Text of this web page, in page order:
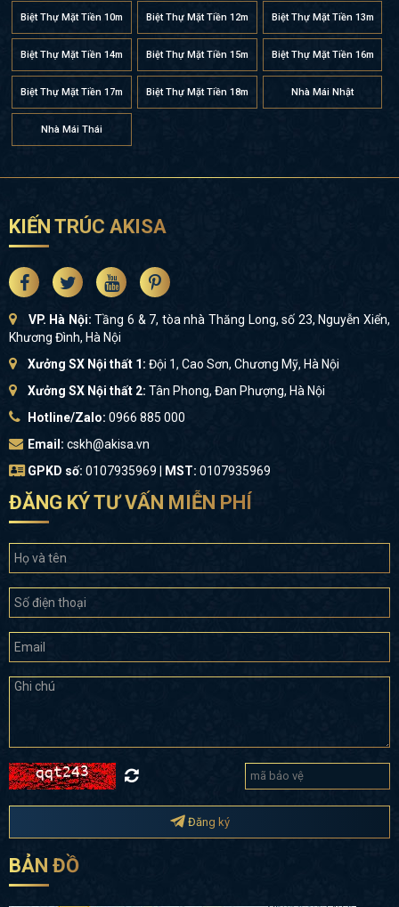
Biệt Thự Mặt Tiền 10m Biệt Thự Mặt Tiền 12m Biệt Thự Mặt Tiền 13m
Biệt Thự Mặt Tiền 14m Biệt Thự Mặt Tiền 15m Biệt Thự Mặt Tiền 16m
Biệt Thự Mặt Tiền 17m Biệt Thự Mặt Tiền 18m Nhà Mái Nhật
Nhà Mái Thái
KIẾN TRÚC AKISA
VP. Hà Nội:Tầng 6 & 7, tòa nhà Thăng Long, số 23, Nguyễn Xiển,
Khương Đình, Hà Nội
Xưởng SX Nội thất 1: Đội 1, Cao Sơn, Chương Mỹ, Hà Nội
Xưởng SX Nội thất 2: Tân Phong, Đan Phượng, Hà Nội
Hotline/Zalo: 0966 885 000
Email: cskh@akisa.vn
GPKD số: 0107935969 | MST: 0107935969
ĐĂNG KÝ TƯ VẤN MIỄN PHÍ
Đăng ký
BẢN ĐỒ